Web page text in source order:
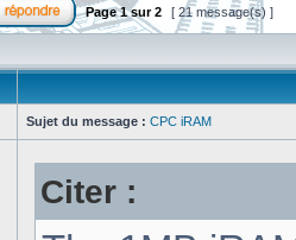
Page1sur2 [ 21 message(s) ]
Sujet du message : CPC iRAM
Citer :